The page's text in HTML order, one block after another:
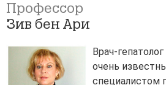
Профессор
Зив бен Ари
Врач-
очень
специалистом